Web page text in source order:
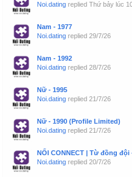
Noi.dating replied Thứ bảy lúc
Nam - 1977
Noi.dating replied 29/7/26
Nam - 1992
Noi.dating replied 28/7/26
Nữ - 1995
Noi.dating replied 21/7/26
Nữ - 1990 (Profile Limited)
Noi.dating replied 21/7/26
NỐI CONNECT | Từ đồng
Noi.dating replied 20/7/26